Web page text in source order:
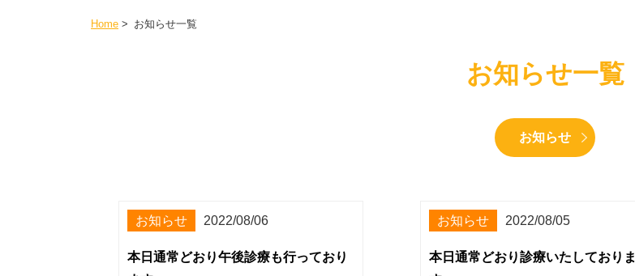
Home > お知らせ一覧
お知らせ一覧
お知らせ
お知らせ 2022/08/06
本日通常どおり午後診療も行っており
お知らせ 2022/08/05
本日通常どおり診療いたしておりま